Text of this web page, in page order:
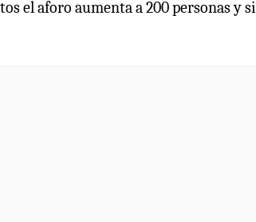
el aforo aumenta a 200 personas y si